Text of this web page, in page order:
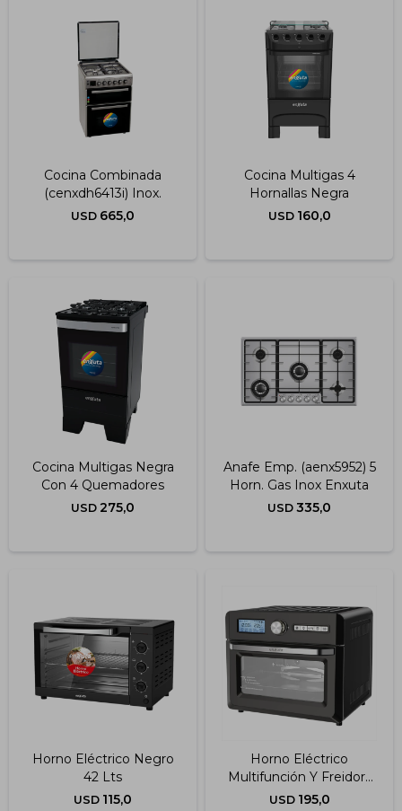
Cocina Combinada
(cenxdh6413i) Inox.
USD 665,0
Cocina Multigas 4
Hornallas Negra
USD 160,0
Cocina Multigas Negra
Con 4 Quemadores
USD 275,0
Anafe Emp. (aenx5952) 5
Horn. Gas Inox Enxuta
USD 335,0
Horno Eléctrico Negro
42 Lts
USD 115,0
Horno Eléctrico
Multifunción Y Freidora
Sin Aceite De 18 Litros
USD 195,0